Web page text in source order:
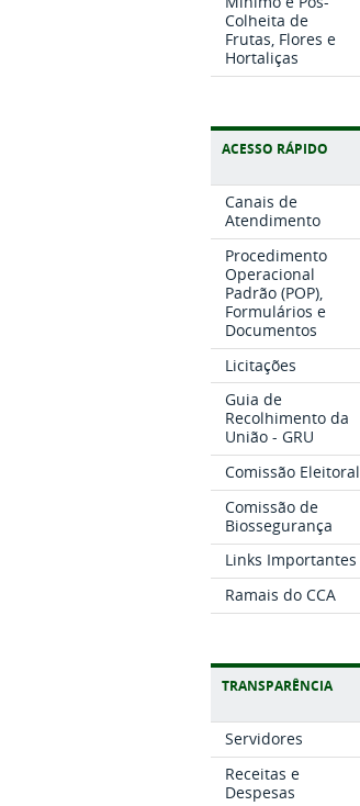
Colheita de
Frutas, Flores e
Hortaliças
ACESSO RÁPIDO
Canais de
Atendimento
Procedimento
Operacional
Padrão (POP),
Formulários e
Documentos
Licitações
Guia de
Recolhimento da
União - GRU
Comissão Eleitoral
Comissão de
Biossegurança
Links Importantes
Ramais do CCA
TRANSPARÊNCIA
Servidores
Receitas e
Despesas